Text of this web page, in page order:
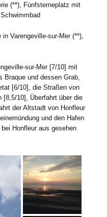
(**), Fünfsterneplatz mit
Varengeville-sur-Mer (**),
sur-Mer [7/10] mit
Braque und dessen Grab,
[6/10], die Straßen von
[8,5/10], Überfahrt über die
der Altstadt von Honfleur
und den Hafen
Honfleur aus gesehen